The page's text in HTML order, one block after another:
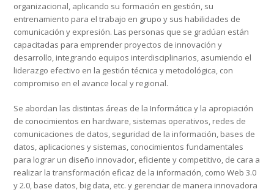
organizacional, aplicando su formación en gestión, su
entrenamiento para el trabajo en grupo y sus habilidades de
comunicación y expresión. Las personas que se gradúan están
capacitadas para emprender proyectos de innovación y
desarrollo, integrando equipos interdisciplinarios, asumiendo el
liderazgo efectivo en la gestión técnica y metodológica, con
compromiso en el avance local y regional.
Se abordan las distintas áreas de la Informática y la apropiación
de conocimientos en hardware, sistemas operativos, redes de
comunicaciones de datos, seguridad de la información, bases de
datos, aplicaciones y sistemas, conocimientos fundamentales
para lograr un diseño innovador, eficiente y competitivo, de cara a
realizar la transformación eficaz de la información, como Web 3.0
y 2.0, base datos, big data, etc. y gerenciar de manera innovadora